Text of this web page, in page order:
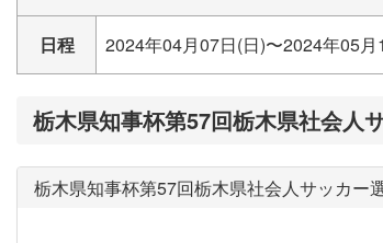
日程 2024年04月07日(日)〜2024年05月
栃木県知事杯第57回栃木県社会人
栃木県知事杯第57回栃木県社会人サッカー